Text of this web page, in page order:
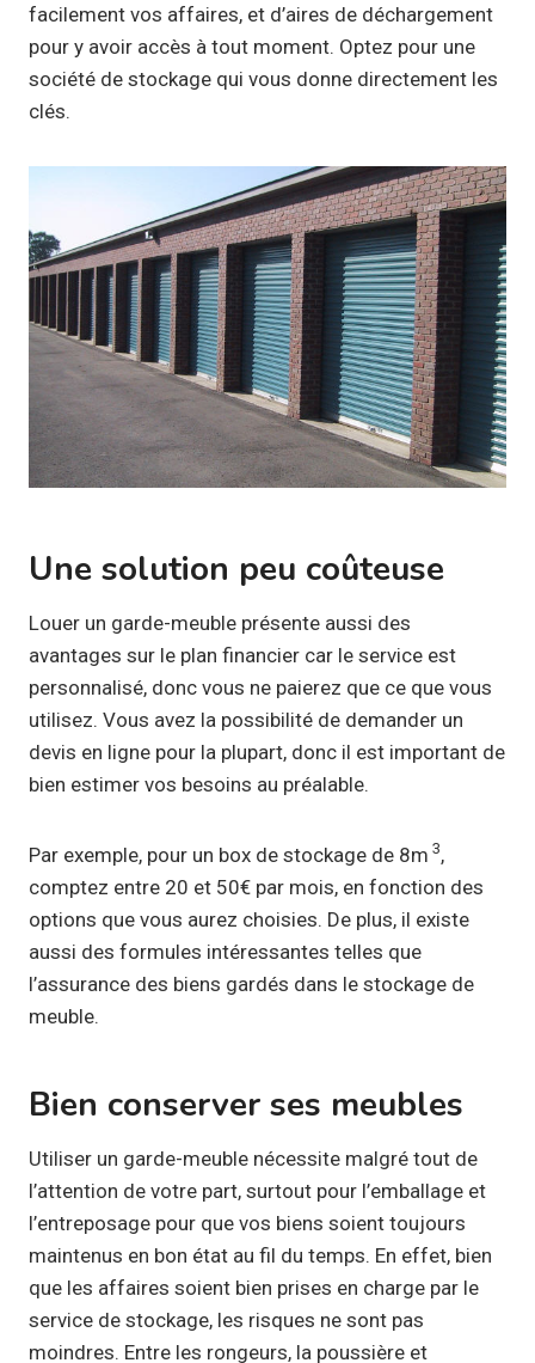
facilement vos affaires, et d’aires de déchargement
pour y avoir accès à tout moment. Optez pour une
société de stockage qui vous donne directement les
clés.
Une solution peu coûteuse
Louer un garde-meuble présente aussi des
avantages sur le plan financier car le service est
personnalisé, donc vous ne paierez que ce que vous
utilisez. Vous avez la possibilité de demander un
devis en ligne pour la plupart, donc il est important de
bien estimer vos besoins au préalable.
Par exemple, pour un box de stockage de 8m 3,
comptez entre 20 et 50€ par mois, en fonction des
options que vous aurez choisies. De plus, il existe
aussi des formules intéressantes telles que
l’assurance des biens gardés dans le stockage de
meuble.
Bien conserver ses meubles
Utiliser un garde-meuble nécessite malgré tout de
l’attention de votre part, surtout pour l’emballage et
l’entreposage pour que vos biens soient toujours
maintenus en bon état au fil du temps. En effet, bien
que les affaires soient bien prises en charge par le
service de stockage, les risques ne sont pas
moindres. Entre les rongeurs, la poussière et